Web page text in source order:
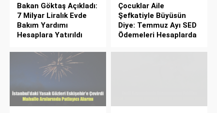
Bakan Göktaş Açıkladı:
7 Milyar Liralık Evde
Bakım Yardımı
Hesaplara Yatırıldı
Çocuklar Aile
Şefkatiyle Büyüsün
Diye: Temmuz Ayı SED
Ödemeleri Hesaplarda